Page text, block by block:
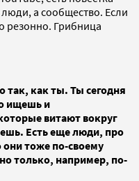
а сообщество. Если
резонно. Грибница
так, как ты. Ты сегодня
ищешь и
витают вокруг
Есть еще люди, про
тоже по-своему
только, например, по-